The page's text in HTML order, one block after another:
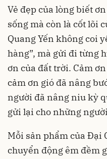
Vẻ đẹp của lòng biết
sống mà còn là cốt lõi
Quang Yến không coi
hàng”, mà gửi đi từng
ơn của đất trời. Cảm
cảm ơn gió đã nâng
người đã nâng niu kỳ
gửi lại cho những
Mỗi sản phẩm của Đại
chuyển động êm đềm